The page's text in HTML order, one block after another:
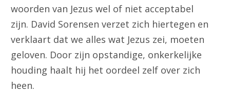
woorden van Jezus wel of niet acceptabel
zijn. David Sorensen verzet zich hiertegen en
verklaart dat we alles wat Jezus zei, moeten
geloven. Door zijn opstandige, onkerkelijke
houding haalt hij het oordeel zelf over zich
heen.